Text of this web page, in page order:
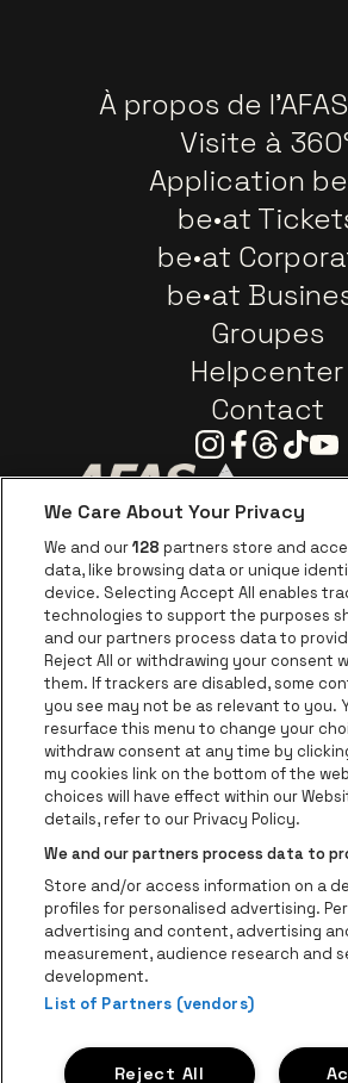
À propos de
Visite à
Application
be•at
be•at
be•at
Groupes
Helpcenter
Contact
Instagram
Facebook
Threads
Tiktok
Visitez le site de
Visitez le site de Coca-
Visitez le site de
Visitez le
AFAS Dome fait partie
AFAS Dome
Schijnpoortweg 119, 2170
Be-At Venues
Schijnpoortweg 119,
BTW (BE) 0461.051.688 -
BNP Paribas Fortis - IBAN: BE93
GEBABEBB
We Care About Your Privacy
We and our128 partners store and
data, like browsing data or unique
device. Selecting Accept All enables
technologies to support the purposes
and our partners process data to
Reject All or withdrawing your consent
them. If trackers are disabled, some
you see may not be as relevant to you.
resurface this menu to change your
withdraw consent at any time by
my cookies link on the bottom of the
choices will have effect within our
details, refer to our Privacy Policy.
We and our partners process data to
Store and/or access information on a
profiles for personalised advertising.
advertising and content, advertising
measurement, audience research and
development.
List of Partners (vendors)
Reject All